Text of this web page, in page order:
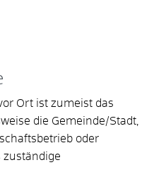
Ort ist zumeist das
die Gemeinde/Stadt,
oder
zuständige